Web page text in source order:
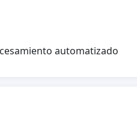
automatizado